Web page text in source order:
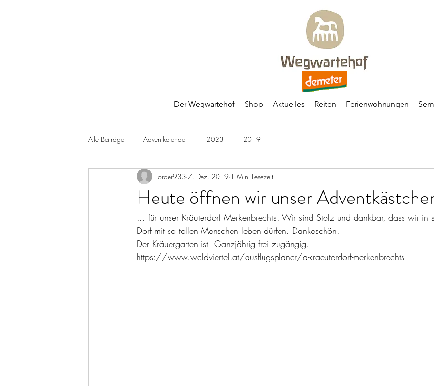
Der Wegwartehof Shop Aktuelles Reiten Ferienwohnungen
Alle Beiträge Adventkalender 2023 2019
Heute öffnen wir unser
order933 7. Dez. 2019 1 Min. Lesezeit
... für unser Kräuterdorf Merkenbrechts. Wir sind Stolz und dankbar, dass wir in
Dorf mit so tollen Menschen leben dürfen. Dankeschön.
Der Kräuergarten ist  Ganzjährig frei zugängig.
https://www.waldviertel.at/ausflugsplaner/a-kraeuterdorf-merkenbrechts